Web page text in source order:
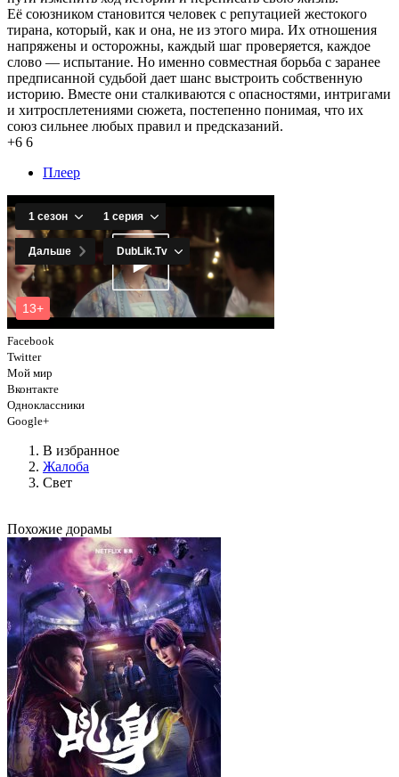
Её союзником становится человек с репутацией жестокого
тирана, который, как и она, не из этого мира. Их отношения
напряжены и осторожны, каждый шаг проверяется, каждое
слово — испытание. Но именно совместная борьба с заранее
предписанной судьбой дает шанс выстроить собственную
историю. Вместе они сталкиваются с опасностями, интригами
и хитросплетениями сюжета, постепенно понимая, что их
союз сильнее любых правил и предсказаний.
+6 6
Плеер
Facebook
Twitter
Мой мир
Вконтакте
Одноклассники
Google+
В избранное
Жалоба
Свет
Похожие дорамы